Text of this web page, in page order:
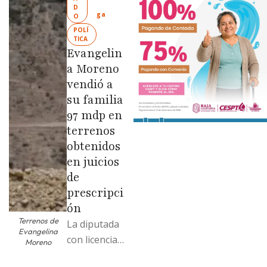
Limpia” en
colonias de
las …
Terrenos de
Evangelina
Moreno
D
O
POLÍ
TICA
ga
Evangelin
a Moreno
vendió a
su familia
97 mdp en
terrenos
obtenidos
en juicios
de
prescripci
ón
La diputada
con licencia